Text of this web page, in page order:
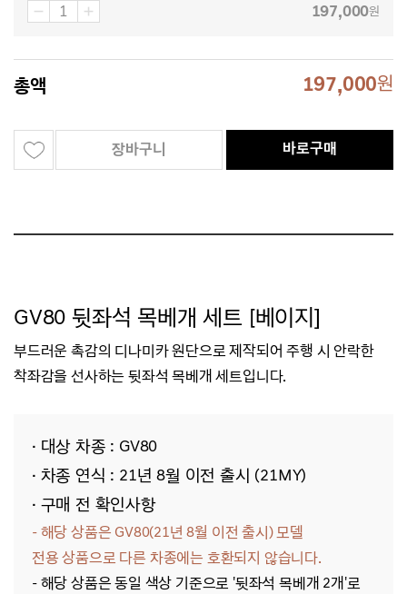
197,000원
총액 197,000원
장바구니 바로구매
GV80 뒷좌석 목베개 세트 [베이지]
부드러운 촉감의 디나미카 원단으로 제작되어주행 시안락한
착좌감을 선사하는 뒷좌석 목베개 세트입니다.
· 대상 차종 : GV80
· 차종 연식 : 21년 8월 이전 출시 (21MY)
· 구매 전 확인사항
- 해당 상품은 GV80(21년 8월 이전 출시)모델
전용 상품으로 다른 차종에는 호환되지 않습니다.
- 해당 상품은 동일 색상 기준으로 '뒷좌석 목베개 2개'로